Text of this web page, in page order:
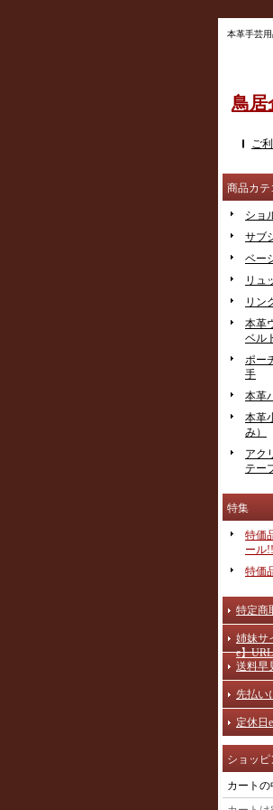
本革手芸
鳥
ご
商品カテ
ショ
サブ
ベー
リュ
リン
本革
ベル
ポー
手
本革
本革
み）
アク
テー
特集
特価
ール
特価
特定商
姉妹サ
e】URL
送料早
先払い
定休日
ショッピ
カートの